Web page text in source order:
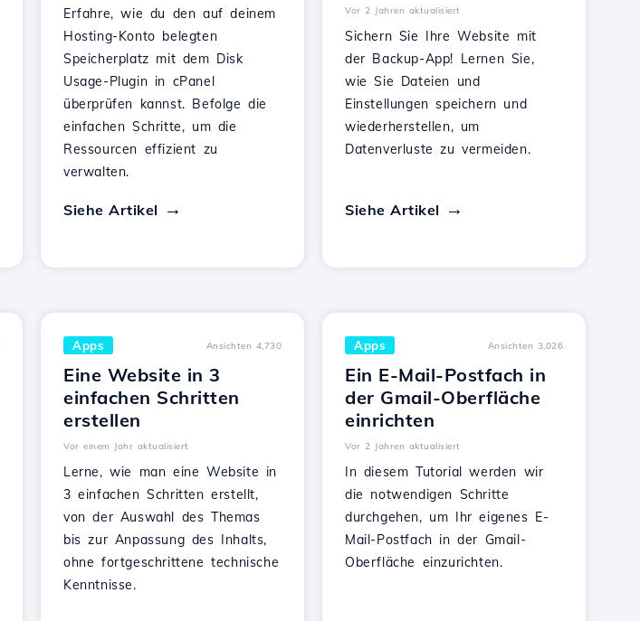
Erfahre, wie du den auf deinem
Hosting-Konto belegten
Speicherplatz mit dem Disk
Usage-Plugin in cPanel
überprüfen kannst. Befolge die
einfachen Schritte, um die
Ressourcen effizient zu
verwalten.
Siehe Artikel
Vor 2 Jahren aktualisiert
Sichern Sie Ihre Website mit
der Backup-App! Lernen Sie,
wie Sie Dateien und
Einstellungen speichern und
wiederherstellen, um
Datenverluste zu vermeiden.
Siehe Artikel
Apps Ansichten 4,730
Eine Website in 3
einfachen Schritten
erstellen
Vor einem Jahr aktualisiert
Lerne, wie man eine Website in
3 einfachen Schritten erstellt,
von der Auswahl des Themas
bis zur Anpassung des Inhalts,
ohne fortgeschrittene technische
Kenntnisse.
Apps Ansichten 3,026
Ein E-Mail-Postfach in
der Gmail-Oberfläche
einrichten
Vor 2 Jahren aktualisiert
In diesem Tutorial werden wir
die notwendigen Schritte
durchgehen, um Ihr eigenes E-
Mail-Postfach in der Gmail-
Oberfläche einzurichten.